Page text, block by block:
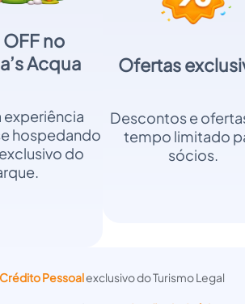
no
Acqua
experiência
hospedando
do
Ofertas
Descontos e
tempo limitado
sócios.
Crédito Pessoalexclusivo do Turismo Legal